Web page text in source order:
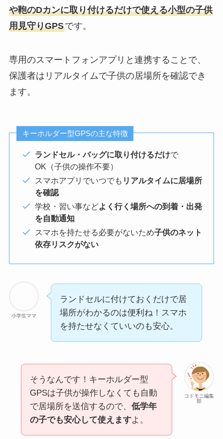
や鞄のDカンに取り付けるだけで使える小型の子供
用見守りGPSです。
専用のスマートフォンアプリと連携することで、
保護者はリアルタイムで子供の居場所を確認でき
ます。
キーホルダー型GPSの主な特徴
ランドセル・バッグに取り付けるだけで
OK（子供の操作不要）
スマホアプリでいつでも リアルタイムに居場所
を確認
学校・習い事などよく行く場所への到着・出発
を自動通知
スマホを持たせる必要がないため子供のネット
依存リスクがない
小学生ママ
ランドセルに付けておくだけで居
場所がわかるのは便利ね！スマホ
を持たせなくていいのも安心。
コドモニ編集
部
そうなんです！キーホルダー型
GPSは子供が操作しなくても自動
で居場所を送信するので、 低学年
の子でも安心して使えますよ。